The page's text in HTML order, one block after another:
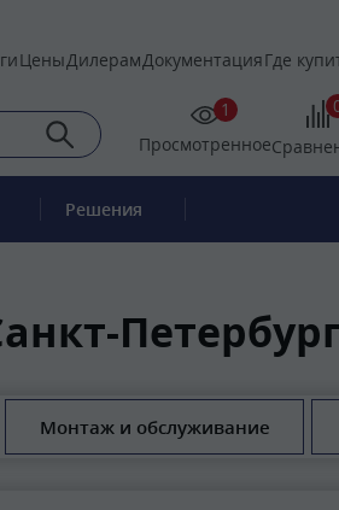
ЦеныДилерамДокументацияГде
1
Просмотренное
Решения
Монтаж и обслуживание